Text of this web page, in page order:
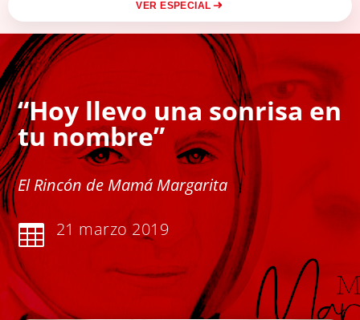
VER ESPECIAL
“Hoy llevo una sonrisa en
tu nombre”
El Rincón de Mamá Margarita
 21 marzo 2019